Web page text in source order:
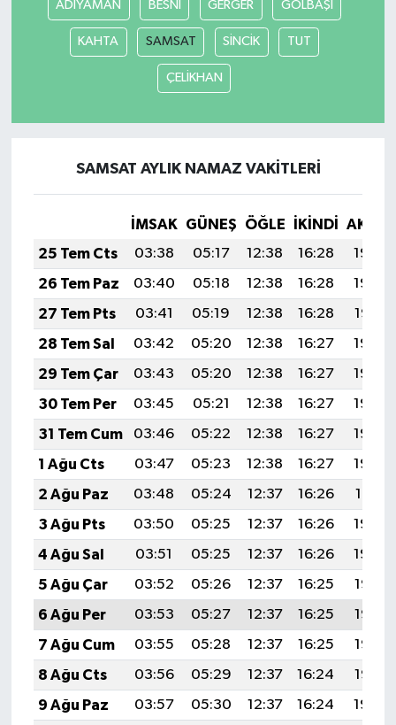
ADIYAMAN BESNİ GERGER GÖLBAŞI
KAHTA SAMSAT SİNCİK TUT
ÇELİKHAN
SAMSAT AYLIK NAMAZ VAKITLERI
İMSAK GÜNEŞ ÖĞLE İKINDI
25 Tem Cts
03:38 05:17 12:38 16:28
19:48
26 Tem Paz
03:40 05:18 12:38 16:28
19:48
27 Tem Pts
03:41 05:19 12:38 16:28
19:47
28 Tem Sal
03:42 05:20 12:38 16:27
19:46
29 Tem Çar
03:43 05:20 12:38 16:27
19:45
30 Tem Per
03:45 05:21 12:38 16:27
19:44
31 Tem Cum
03:46 05:22 12:38 16:27
19:43
1 Ağu Cts
03:47 05:23 12:38 16:27
19:42
2 Ağu Paz
03:48 05:24 12:37 16:26
19:41
3 Ağu Pts
03:50 05:25 12:37 16:26
19:40
4 Ağu Sal
03:51 05:25 12:37 16:26
19:39
5 Ağu Çar
03:52 05:26 12:37 16:25
19:38
6 Ağu Per
03:53 05:27 12:37 16:25
19:37
7 Ağu Cum
03:55 05:28 12:37 16:25
19:36
8 Ağu Cts
03:56 05:29 12:37 16:24
19:35
9 Ağu Paz
03:57 05:30 12:37 16:24
19:34